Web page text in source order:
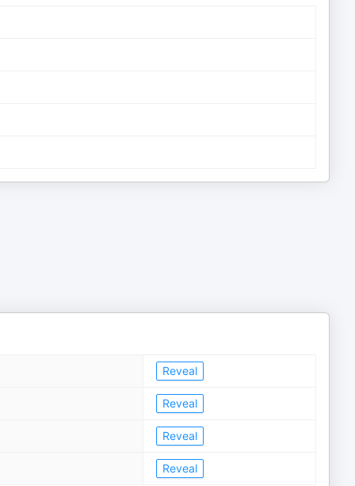
Reveal
Reveal
Reveal
Reveal